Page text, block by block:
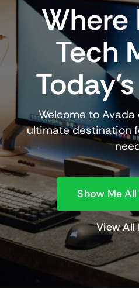
Where
Tech
Welcome to
ultimate destination
Show Me
View All